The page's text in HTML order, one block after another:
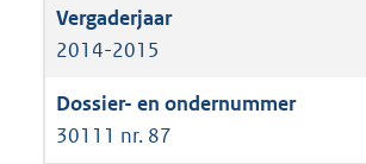
2014-2015
30111 nr. 87